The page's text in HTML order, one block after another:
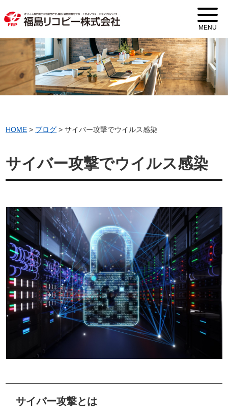
MENU
HOME > ブログ >サイバー攻撃でウイルス感染
サイバー攻撃でウイルス感染
サイバー攻撃とは